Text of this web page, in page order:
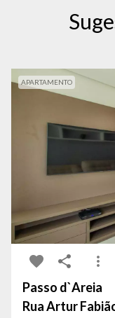
APARTAMENTO
Passo d`Areia
Rua Artur